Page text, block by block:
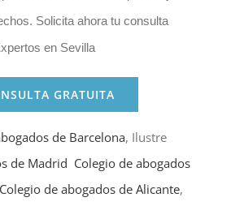
Solicita ahora tu consulta
en Sevilla
GRATUITA
de Barcelona, Ilustre
de Madrid Colegio de abogados
de abogados de Alicante,